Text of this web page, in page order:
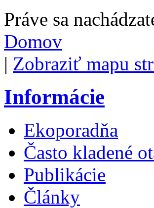
Práve sa
Domov
| Zobraziť mapu
Informácie
Ekoporadňa
Často kladené
Publikácie
Články